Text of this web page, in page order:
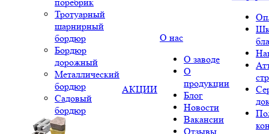
Тротуарный
шарнирный
бордюр
Бордюр
дорожный
Металлический
бордюр
Садовый
бордюр
АКЦИИ
О нас
О заводе
О
продукции
Блог
Новости
Вакансии
Отзывы